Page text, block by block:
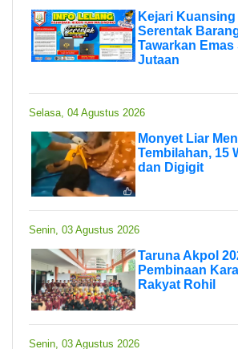
Kejari
Serentak
Tawarkan
Jutaan
Selasa, 04 Agustus 2026
Monyet Liar
Tembilahan, 15
dan Digigit
Senin, 03 Agustus 2026
Taruna Akpol
Pembinaan
Rakyat Rohil
Senin, 03 Agustus 2026